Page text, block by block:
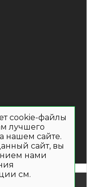
ответственностью
cookie-файлы
лучшего
нашем сайте.
сайт, вы
нами
см.